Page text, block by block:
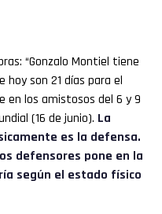
“Gonzalo Montiel tiene
hoy son 21 días para el
en los amistosos del 6 y 9
(16 de junio). La
es la defensa.
defensores pone en la
según el estado físico